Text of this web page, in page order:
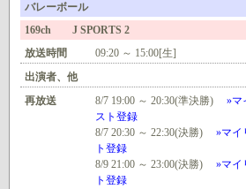
バレーボール
169ch J SPORTS 2
放送時間
09:20 ～ 15:00[生]
出演者、他
再放送
8/7 19:00 ～ 20:30(準決勝)
»マ
スト登録
8/7 20:30 ～ 22:30(決勝)
»マイ
ト登録
8/9 21:00 ～ 23:00(決勝)
»マイ
ト登録